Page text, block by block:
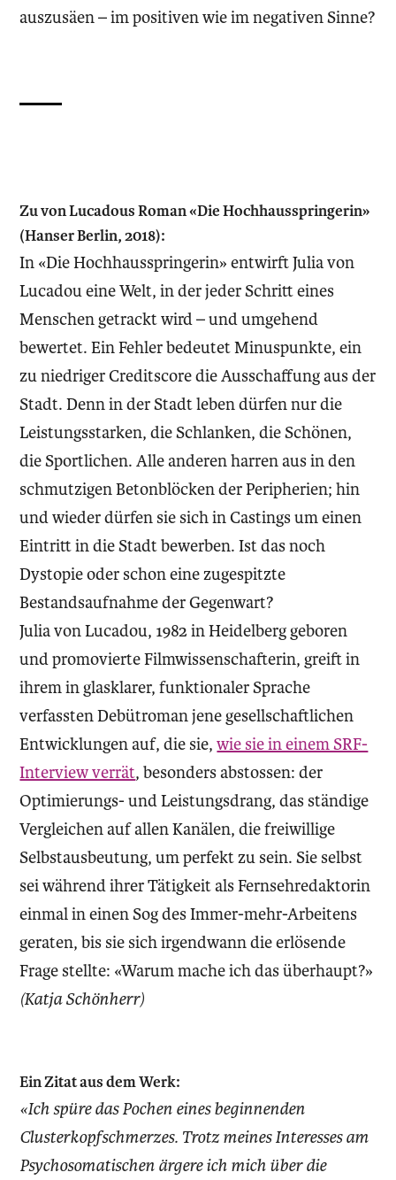
auszusäen – im positiven wie im negativen Sinne?
Zu von Lucadous Roman «Die Hochhausspringerin»
(Hanser Berlin, 2018):
In «Die Hochhausspringerin» entwirft Julia von
Lucadou eine Welt, in der jeder Schritt eines
Menschen getrackt wird – und umgehend
bewertet. Ein Fehler bedeutet Minuspunkte, ein
zu niedriger Creditscore die Ausschaffung aus der
Stadt. Denn in der Stadt leben dürfen nur die
Leistungsstarken, die Schlanken, die Schönen,
die Sportlichen. Alle anderen harren aus in den
schmutzigen Betonblöcken der Peripherien; hin
und wieder dürfen sie sich in Castings um einen
Eintritt in die Stadt bewerben. Ist das noch
Dystopie oder schon eine zugespitzte
Bestandsaufnahme der Gegenwart?
Julia von Lucadou, 1982 in Heidelberg geboren
und promovierte Filmwissenschafterin, greift in
ihrem in glasklarer, funktionaler Sprache
verfassten Debütroman jene gesellschaftlichen
Entwicklungen auf, die sie,wie sie in einem SRF-
Interview verrät, besonders abstossen: der
Optimierungs- und Leistungsdrang, das ständige
Vergleichen auf allen Kanälen, die freiwillige
Selbstausbeutung, um perfekt zu sein. Sie selbst
sei während ihrer Tätigkeit als Fernsehredaktorin
einmal in einen Sog des Immer-mehr-Arbeitens
geraten, bis sie sich irgendwann die erlösende
Frage stellte: «Warum mache ich das überhaupt?»
(Katja Schönherr)
Ein Zitat aus dem Werk:
«Ich spüre das Pochen eines beginnenden
Clusterkopfschmerzes. Trotz meines Interesses am
Psychosomatischen ärgere ich mich über die